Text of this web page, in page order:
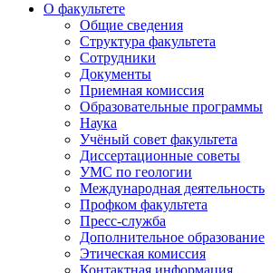
О факультете
Общие сведения
Структура факультета
Сотрудники
Документы
Приемная комиссия
Образовательные программы
Наука
Учёный совет факультета
Диссертационные советы
УМС по геологии
Международная деятельность
Профком факультета
Пресс-служба
Дополнительное образование
Этическая комиссия
Контактная информация